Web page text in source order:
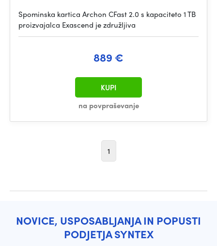
Spominska kartica Archon CFast 2.0 s kapaciteto 1 TB
proizvajalca Exascend je združljiva
889 €
na povpraševanje
KUPI
1
NOVICE, USPOSABLJANJA IN POPUSTI
PODJETJA SYNTEX